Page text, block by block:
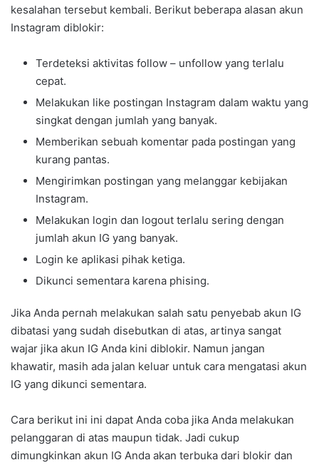
kesalahan tersebut kembali. Berikut beberapa alasan akun
Instagram diblokir:
Terdeteksi aktivitas follow – unfollow yang terlalu
cepat.
Melakukan like postingan Instagram dalam waktu yang
singkat dengan jumlah yang banyak.
Memberikan sebuah komentar pada postingan yang
kurang pantas.
Mengirimkan postingan yang melanggar kebijakan
Instagram.
Melakukan login dan logout terlalu sering dengan
jumlah akun IG yang banyak.
Login ke aplikasi pihak ketiga.
Dikunci sementara karena phising.
Jika Anda pernah melakukan salah satu penyebab akun IG
dibatasi yang sudah disebutkan di atas, artinya sangat
wajar jika akun IG Anda kini diblokir. Namun jangan
khawatir, masih ada jalan keluar untuk cara mengatasi akun
IG yang dikunci sementara.
Cara berikut ini ini dapat Anda coba jika Anda melakukan
pelanggaran di atas maupun tidak. Jadi cukup
dimungkinkan akun IG Anda akan terbuka dari blokir dan